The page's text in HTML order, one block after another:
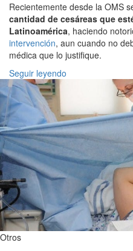
Recientemente desde la OMS
cantidad de cesáreas que
Latinoamérica, haciendo
intervención, aun cuando no
médica que lo justifique.
Seguir leyendo
Otros